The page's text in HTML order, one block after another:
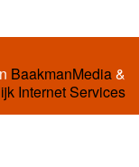
BaakmanMedia&
Internet Services